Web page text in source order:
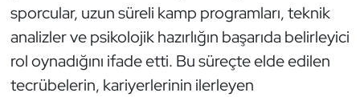
sporcular, uzun süreli kamp programları, teknik
analizler ve psikolojik hazırlığın başarıda belirleyici
rol oynadığını ifade etti. Bu süreçte elde edilen
tecrübelerin, kariyerlerinin ilerleyen
Kempo
Kick Boks